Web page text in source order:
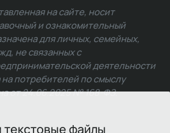
файлы
на сайте, носит
и ознакомительный
для личных, семейных,
не связанных с
деятельности
потребителей по смыслу
от 24.06.2025 № 168-ФЗ.